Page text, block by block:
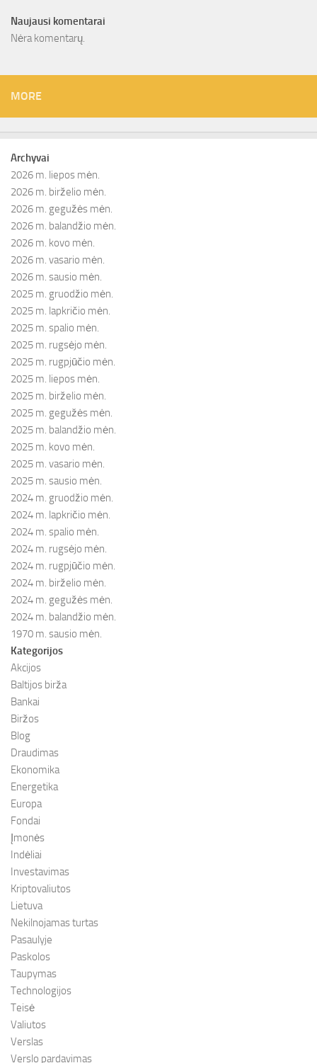
Naujausi komentarai
Nėra komentarų.
MORE
Archyvai
2026 m. liepos mėn.
2026 m. birželio mėn.
2026 m. gegužės mėn.
2026 m. balandžio mėn.
2026 m. kovo mėn.
2026 m. vasario mėn.
2026 m. sausio mėn.
2025 m. gruodžio mėn.
2025 m. lapkričio mėn.
2025 m. spalio mėn.
2025 m. rugsėjo mėn.
2025 m. rugpjūčio mėn.
2025 m. liepos mėn.
2025 m. birželio mėn.
2025 m. gegužės mėn.
2025 m. balandžio mėn.
2025 m. kovo mėn.
2025 m. vasario mėn.
2025 m. sausio mėn.
2024 m. gruodžio mėn.
2024 m. lapkričio mėn.
2024 m. spalio mėn.
2024 m. rugsėjo mėn.
2024 m. rugpjūčio mėn.
2024 m. birželio mėn.
2024 m. gegužės mėn.
2024 m. balandžio mėn.
1970 m. sausio mėn.
Kategorijos
Akcijos
Baltijos birža
Bankai
Biržos
Blog
Draudimas
Ekonomika
Energetika
Europa
Fondai
Įmonės
Indėliai
Investavimas
Kriptovaliutos
Lietuva
Nekilnojamas turtas
Pasaulyje
Paskolos
Taupymas
Technologijos
Teisė
Valiutos
Verslas
Verslo pardavimas